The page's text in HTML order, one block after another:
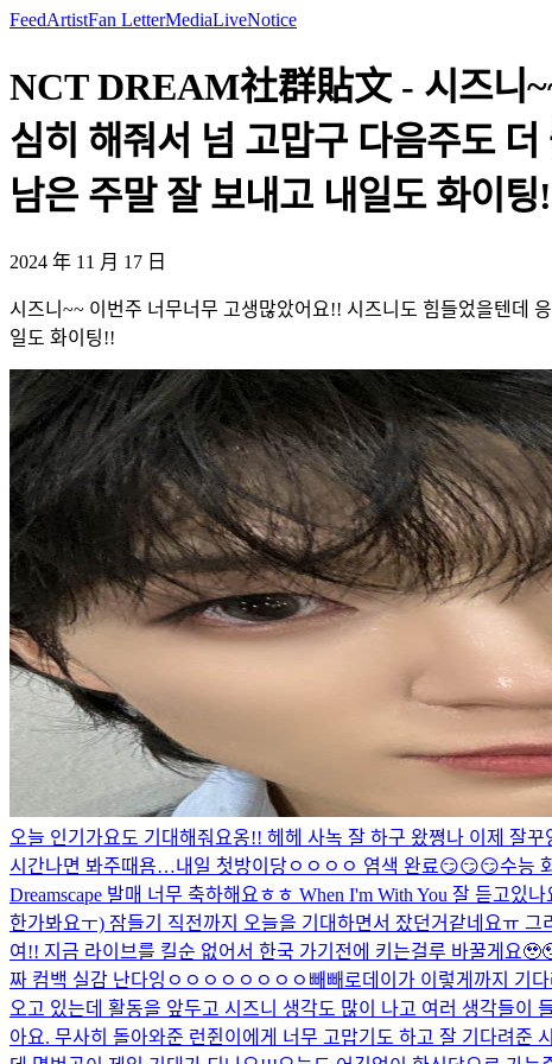
FeedArtistFan LetterMediaLiveNotice
NCT DREAM社群貼文 - 시즈니
심히 해줘서 넘 고맙구 다음주도
남은 주말 잘 보내고 내일도 화이
2024 年 11 月 17 日
시즈니~~ 이번주 너무너무 고생많았어요!! 시즈니도 힘들었을텐데
일도 화이팅!!
오늘 인기가요도 기대해줘요옹!! 헤헤 사녹 잘 하구 왔쪙나 이제 잘꾸
시간나면 봐주때욤…내일 첫방이당ㅇㅇㅇㅇ 염색 완료😏😏😏수능
Dreamscape 발매 너무 축하해요ㅎㅎ When I'm With You 잘 듣고있
한가봐요ㅜ) 잠들기 직전까지 오늘을 기대하면서 잤던거같네요ㅠ
여!! 지금 라이브를 킬순 없어서 한국 가기전에 키는걸루 바꿀게요
짜 컴백 실감 난다잉ㅇㅇㅇㅇㅇㅇㅇㅇ 빼빼로데이가 이렇게까지 기
오고 있는데 활동을 앞두고 시즈니 생각도 많이 나고 여러 생각들이
아요. 무사히 돌아와준 런쥔이에게 너무 고맙기도 하고 잘 기다려준